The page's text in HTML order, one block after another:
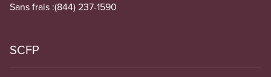
Sans frais :(844) 237-1590
SCFP